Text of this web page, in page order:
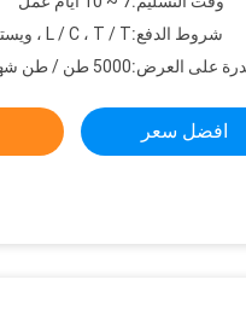
شروط الدفع:L / C ، T / T ، ويسترن يونيون
على العرض:5000 طن / طن شهريا
افضل سعر